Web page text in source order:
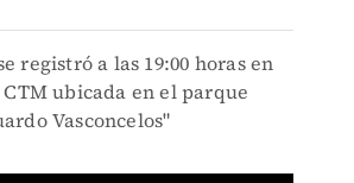
registró a las 19:00 horas en
ubicada en el parque
Vasconcelos"